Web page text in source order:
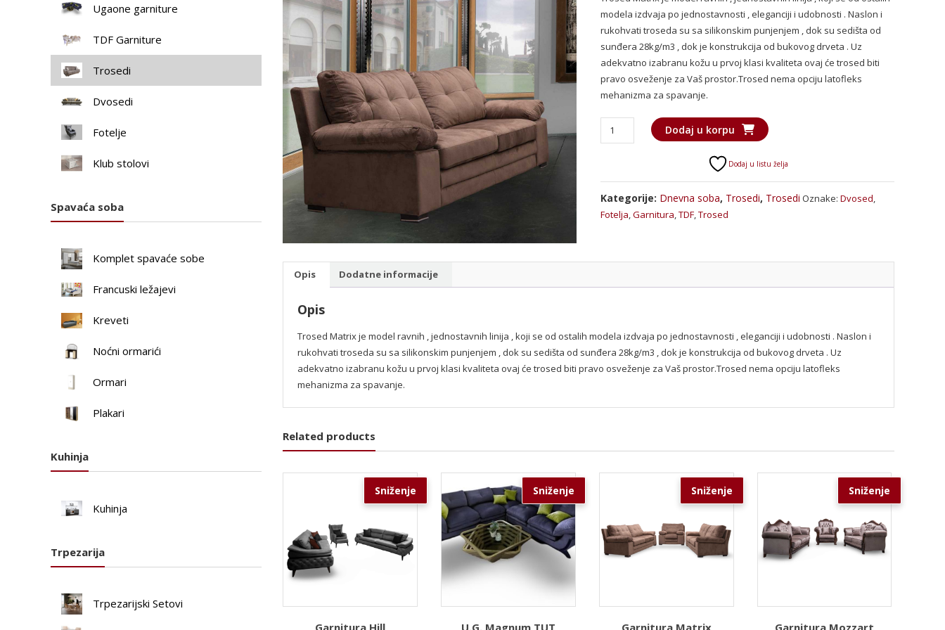
bila:
84.913 RSD.
modela izdvaja po jednostavnosti , eleganciji i udobnosti . Naslon i
rukohvati troseda su sa silikonskim punjenjem , dok su sedišta od
sunđera 28kg/m3 , dok je konstrukcija od bukovog drveta . Uz
adekvatno izabranu kožu u prvoj klasi kvaliteta ovaj će trosed biti
pravo osveženje za Vaš prostor.Trosed nema opciju latofleks
mehanizma za spavanje.
Trosed
Matrix
Dodaj u korpu
Dodaj u listu želja
Kategorije: Dnevna soba, Trosedi, Trosedi Oznake:Dvosed,
Fotelja,Garnitura,TDF,Trosed
Opis Dodatne informacije
Opis
Trosed Matrix je model ravnih , jednostavnih linija , koji se od ostalih modela izdvaja po jednostavnosti , eleganciji i udobnosti . Naslon i
rukohvati troseda su sa silikonskim punjenjem , dok su sedišta od sunđera 28kg/m3 , dok je konstrukcija od bukovog drveta . Uz
adekvatno izabranu kožu u prvoj klasi kvaliteta ovaj će trosed biti pravo osveženje za Vaš prostor.Trosed nema opciju latofleks
mehanizma za spavanje.
Related products
Sniženje Sniženje Sniženje Sniženje
Ugaone garniture
TDF Garniture
Trosedi
Dvosedi
Fotelje
Klub stolovi
Spavaća soba
Komplet spavaće sobe
Francuski ležajevi
Kreveti
Noćni ormarići
Ormari
Plakari
Kuhinja
Kuhinja
Trpezarija
Trpezarijski Setovi